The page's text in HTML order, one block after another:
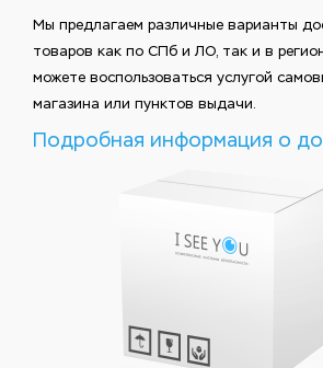
Мы предлагаем различные варианты
товаров как по СПб и ЛО, так и в
можете воспользоваться услугой
магазина или пунктов выдачи.
Подробная информация о